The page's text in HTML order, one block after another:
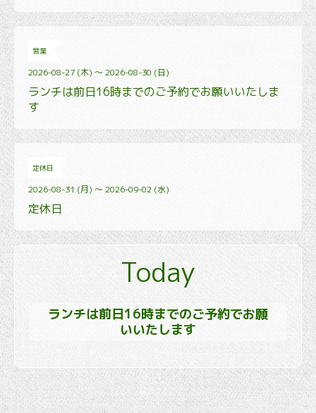
営業
2026-08-27 (木) ～ 2026-08-30 (日)
ランチは前日16時までのご予約でお願いいたしま
す
定休日
2026-08-31 (月) ～ 2026-09-02 (水)
定休日
Today
ランチは前日16時までのご予約でお願
いいたします